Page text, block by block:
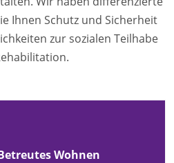
Ihnen Schutz und Sicherheit
zur sozialen Teilhabe
Wohnen